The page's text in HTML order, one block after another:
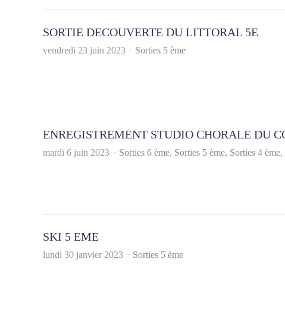
SORTIE DECOUVERTE DU LITTORAL 5E
vendredi 23 juin 2023 Sorties 5 ème
ENREGISTREMENT STUDIO CHORALE DU
mardi 6 juin 2023 Sorties 6 ème Sorties 5 ème Sorties 4 ème
SKI 5 EME
lundi 30 janvier 2023 Sorties 5 ème